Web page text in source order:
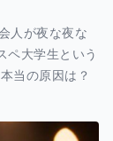
人が夜な夜な
ペ大学生という
当の原因は？